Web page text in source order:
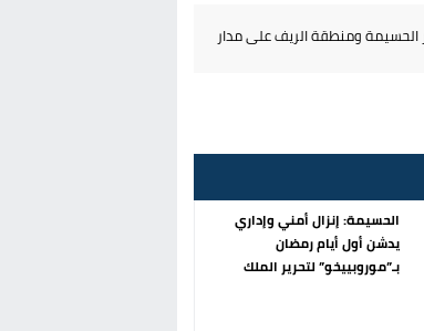
ومنطقة الريف على مدار
الحسيمة: إنزال أمني وإداري
يدشن أول أيام رمضان
بـ”موروبييخو” لتحرير الملك